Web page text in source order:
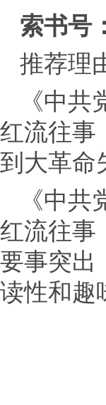
索书号
推荐理
《中
红流往事
到大革命
《中
红流往事
要事突出
读性和趣